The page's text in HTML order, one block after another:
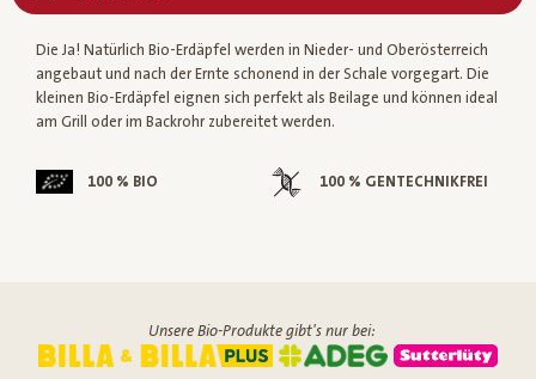
Die Ja! Natürlich Bio-Erdäpfel werden in Nieder- und Oberösterreich
angebaut und nach der Ernte schonend in der Schale vorgegart. Die
kleinen Bio-Erdäpfel eignen sich perfekt als Beilage und können ideal
am Grill oder im Backrohr zubereitet werden.
100 % BIO 100 % GENTECHNIKFREI
Unsere Bio-Produkte gibt's nur bei: